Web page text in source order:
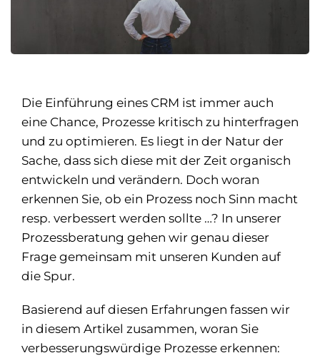
Die Einführung eines CRM ist immer auch
eine Chance, Prozesse kritisch zu hinterfragen
und zu optimieren. Es liegt in der Natur der
Sache, dass sich diese mit der Zeit organisch
entwickeln und verändern. Doch woran
erkennen Sie, ob ein Prozess noch Sinn macht
resp. verbessert werden sollte …? In unserer
Prozessberatung gehen wir genau dieser
Frage gemeinsam mit unseren Kunden auf
die Spur.
Basierend auf diesen Erfahrungen fassen wir
in diesem Artikel zusammen, woran Sie
verbesserungswürdige Prozesse erkennen: